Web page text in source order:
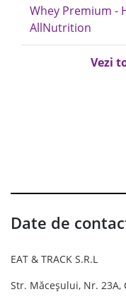
Whey Premium -
AllNutrition
Vezi
Date de
EAT & TRACK S.R.L
Str. Măceșului, Nr. 23A,